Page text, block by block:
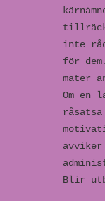
inte
för
mäter
Om en
Blir